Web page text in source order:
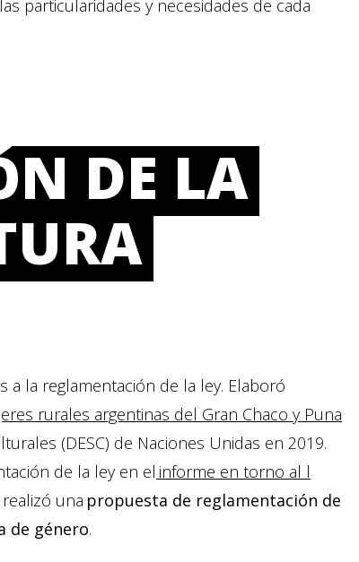
particularidades y necesidades de cada
DE LA
a la reglamentación de la ley. Elaboró
rurales argentinas del Gran Chaco y Puna
(DESC) de Naciones Unidas en 2019.
de la ley en el informe en torno al l
una propuesta de reglamentación de
de género.